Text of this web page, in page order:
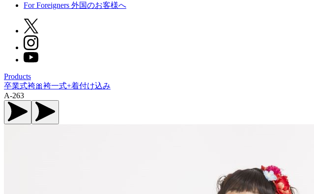
For Foreigners 外国のお客様へ
Products
卒業式袴🎀袴一式+着付け込み
A-263